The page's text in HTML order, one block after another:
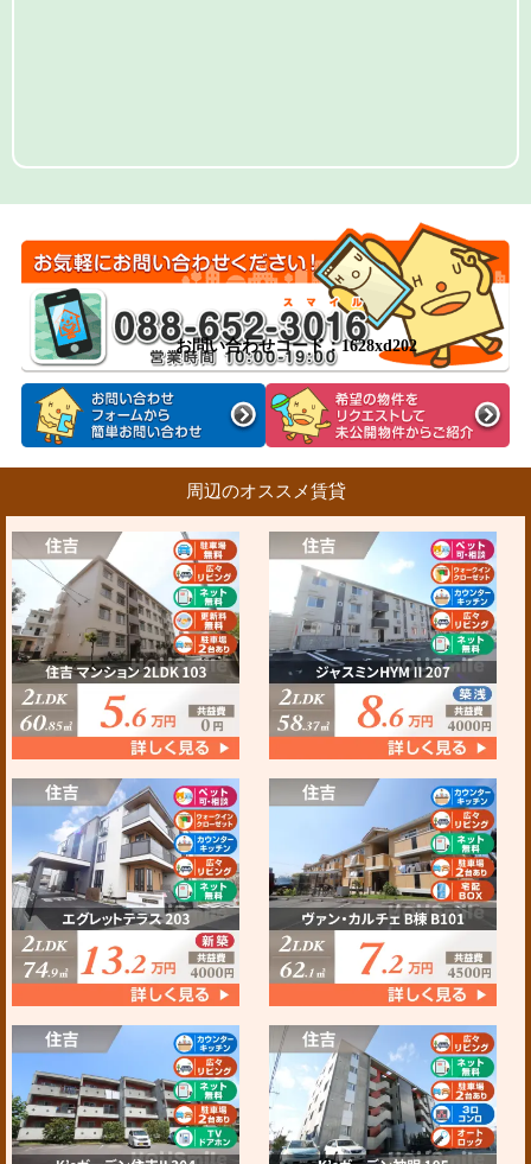
お問い合わせコード：1628xd202
周辺のオススメ賃貸